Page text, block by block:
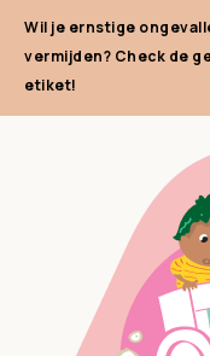
Wil je ernstige
vermijden? Check de
etiket!